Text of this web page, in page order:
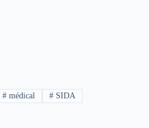
# médical # SIDA